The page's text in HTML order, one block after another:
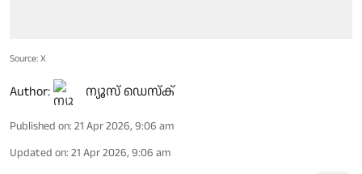
Source: X
Author: ന്യൂസ് ഡെസ്ക്
Published on: 21 Apr 2026, 9:06 am
Updated on: 21 Apr 2026, 9:06 am